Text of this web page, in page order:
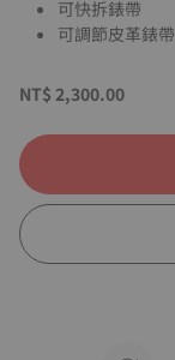
可快拆錶帶
可調節皮革錶帶
NT$ 2,300.00